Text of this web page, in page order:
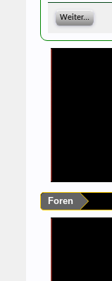
Weiter...
Foren